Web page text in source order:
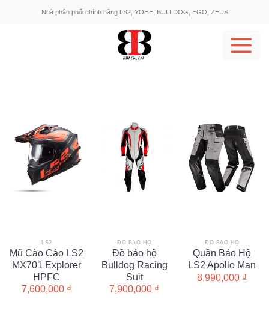
Nhà phân phối chính hãng LS2, YOHE, BULLDOG, EGO, ZEUS
LS2
Mũ Cào Cào LS2
MX701 Explorer
HPFC
7,600,000 ₫
ĐỒ BẢO HỘ
Đồ bảo hộ
Bulldog Racing
Suit
7,900,000 ₫
ĐỒ BẢO HỘ
Quần Bảo Hộ
LS2 Apollo Man
8,990,000 ₫